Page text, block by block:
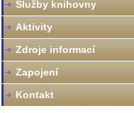
Služby knihovny
Aktivity
Zdroje informací
Zapojení
Kontakt